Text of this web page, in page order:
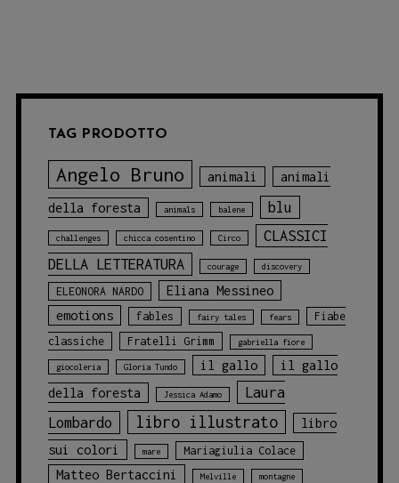
in
TAG PRODOTTO
Angelo Bruno animali animali
della foresta animals balene blu
challenges chicca cosentino Circo
CLASSICI
DELLA LETTERATURA
courage discovery
ELEONORA NARDO
Eliana Messineo
emotions
fables fairy tales fears
Fiabe
classiche
Fratelli Grimm gabriella fiore
giocoleria Gloria Tundo il gallo
il gallo
della foresta
Jessica Adamo
Laura
Lombardo
libro illustrato
libro
sui colori
mare Mariagiulia Colace
Matteo Bertaccini Melville montagne